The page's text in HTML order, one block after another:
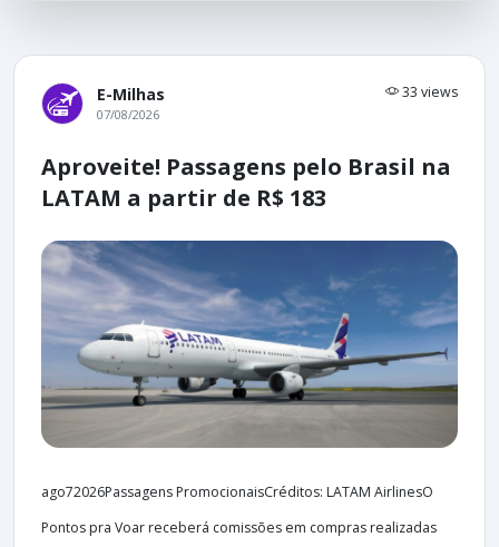
E-Milhas 33 views
07/08/2026
Aproveite! Passagens pelo Brasil na
LATAM a partir de R$ 183
ago72026Passagens PromocionaisCréditos: LATAM AirlinesO
Pontos pra Voar receberá comissões em compras realizadas